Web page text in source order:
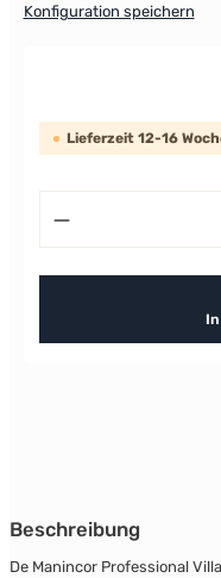
Konfiguration speichern
Lieferzeit 12-16
Produkt Anzahl:
Beschreibung
De Manincor Professional